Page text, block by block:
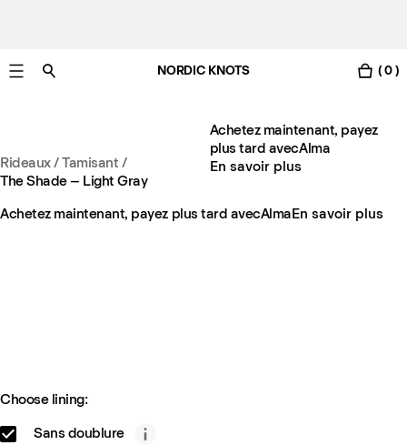
NORDIC KNOTS ( 0 )
Rideaux/Tamisant /
The Shade – Light Gray
Achetez maintenant, payez
plus tard avecAlma
En savoir plus
Achetez maintenant, payez plus tard avecAlmaEn savoir plus
Choose lining:
Sans doublure